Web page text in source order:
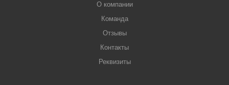
О компании
Команда
Отзывы
Контакты
Реквизиты